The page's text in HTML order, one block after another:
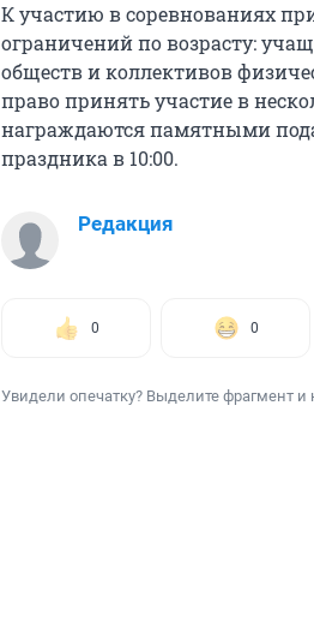
К участию в соревнованиях
ограничений по возрасту:
обществ и коллективов
право принять участие в
награждаются памятными
праздника в 10:00.
Редакция
0 0
Увидели опечатку? Выделите фрагмент и